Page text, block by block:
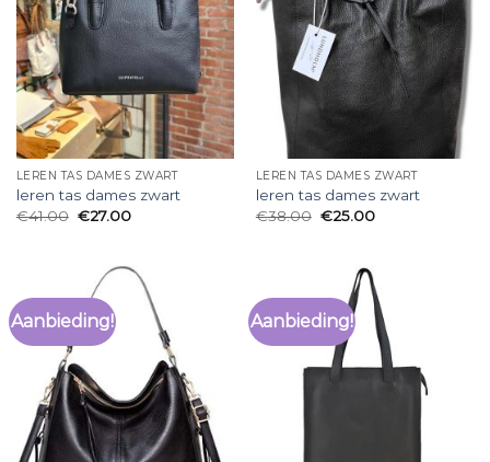
LEREN TAS DAMES ZWART
leren tas dames zwart
€41.00 €27.00
LEREN TAS DAMES ZWART
leren tas dames zwart
€38.00 €25.00
Aanbieding! Aanbieding!